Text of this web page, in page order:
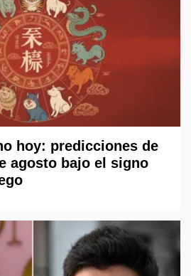
hoy: predicciones de
agosto bajo el signo